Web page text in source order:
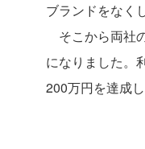
ブランドをなく
そこから両社
になりました。
200万円を達成し